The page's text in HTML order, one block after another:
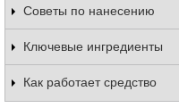
Советы по нанесению
Ключевые ингредиенты
Как работает средство